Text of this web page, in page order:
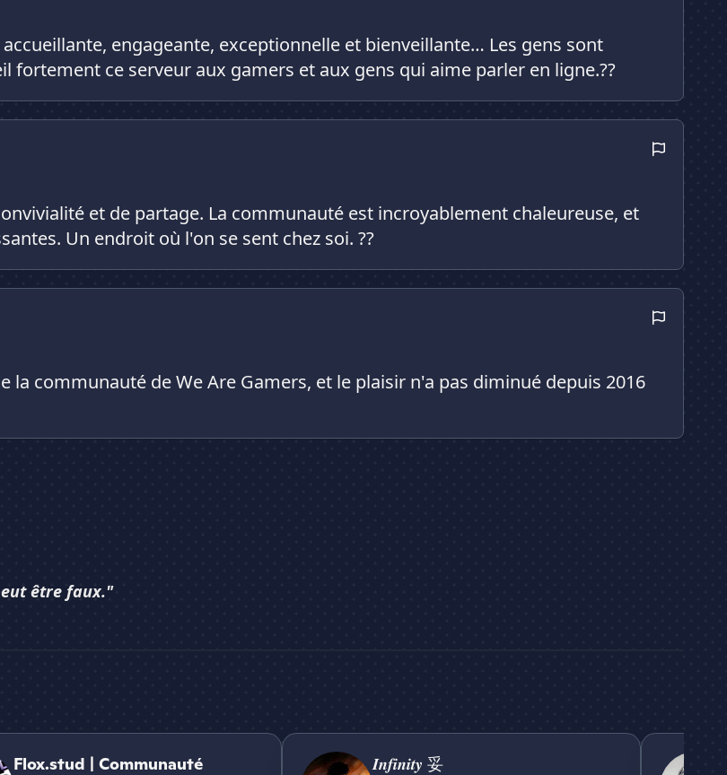
engageante, exceptionnelle et bienveillante… Les gens sont
fortement ce serveur aux gamers et aux gens qui aime parler en ligne.??
et de partage. La communauté est incroyablement chaleureuse, et
Un endroit où l'on se sent chez soi. ??
la communauté de We Are Gamers, et le plaisir n'a pas diminué depuis 2016
être faux."
Flox.stud | Communauté
𝑰𝒏𝒇𝒊𝒏𝒊𝒕𝒚 妥
𝑰𝒏𝒇𝒊𝒏𝒊𝒕𝒚 妥
🏡✨ Le